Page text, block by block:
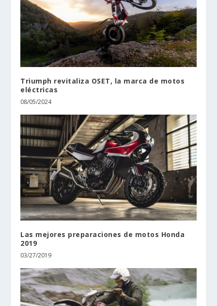
Triumph revitaliza OSET, la marca de motos
eléctricas
08/05/2024
Las mejores preparaciones de motos Honda
2019
03/27/2019